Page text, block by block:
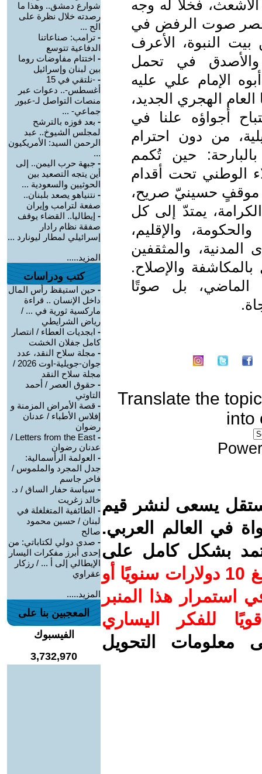
فخلا له وجه
صوت الرفض في
بيت النبوة، الأعرف
والأصدق في تحمل
الإمام علي عليه
الهجري الجديد،
أجواؤه علنا في
من دون احترام
حين تُكمم
الوطني تحت أقدام
موقفٍ حسينيّ صريح،
يمتدّ إلى كل
والإقليم،
المدنية، والمثقفين
والإصلاح.
بل صوتًا
Translate the topic
into
يسعى لنشر قيم
في العالم العربي.
بشكل كامل على
ساهم/ي معنا! بدعمكم بمبلغ 10 دولارات سنويًا أو
استمرار هذا المنبر
للفكر اليساري
معلومات التحويل
شوارع دمشق.. وهذا ما
رصدته خلال نظرة على
الح ...
- ترامب: صناعاتنا
الدفاعية تتوسع
- اختتام مفاوضات روما
بين لبنان وإسرائيل
-
-نلتقي في 15
أغسطس-.. دعوات عبر
منصات التواصل لـ-عبور
جماعي- ...
- بعد فوزه بالترشح
لمجلس الشيوخ.. عبد
الرحمن السيد: الأمريكيون
...
- جبهة حرب اليمن.. إلى
أين يتجه التصعيد بين
الحوثيين والسعودية ...
- نتنياهو يصعد بلبنان..
صفعة لترامب وإيران
- إيطاليا.. القضاء يوقف
صفقة نظام رادار
إسرائيلي لمطار ليونارد ...
المزيد.....
كتب ودراسات
- حين استيقظ رأس المال
داخل الإنسان .. قراءة
ماركسية ثورية في ... /
رياض الشرايطي
- ابجديات العطاء / انتصار
كامل جفلان الخشت
- مجلة سلاح النقد، عدد
جوان-جويلية-اوت 2026 /
مجلة سلاح النقد
- حقوق العصر / أحمد
التاوتي
- قصة الأمراض المزمنة و
إفلاس الأطباء / عدنان
رضوان
-
Letters from the East /
عدنان رضوان
- العولمة الرأسمالية:
جدل المجرد والملموس /
فاخر جاسم
- سياسة حفار الساق / د.
خالد زغريت
- الطائفية المتغلغلة في
لبنان / حسين محمود
صالح
- صدى دولي لكتاباتي: من
إحدى أبرز مفكرات اليسار
الإيطالي إلى أ ... / رزكار
عقراوي
المزيد.....
المعجبين بنا على
الفيسبوك
3,732,970